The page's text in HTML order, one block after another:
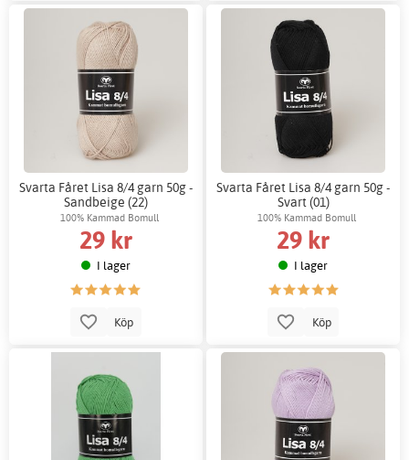
Svarta Fåret Lisa 8/4 garn 50g -
Sandbeige (22)
100% Kammad Bomull
29 kr
I lager
Köp
Svarta Fåret Lisa 8/4 garn 50g -
Svart (01)
100% Kammad Bomull
29 kr
I lager
Köp